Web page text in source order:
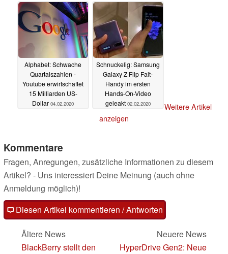
Alphabet: Schwache
Quartalszahlen -
Youtube erwirtschaftet
15 Milliarden US-
Dollar 04.02.2020
Schnuckelig: Samsung
Galaxy Z Flip Falt-
Handy im ersten
Hands-On-Video
geleakt 02.02.2020
Weitere Artikel
anzeigen
Kommentare
Fragen, Anregungen, zusätzliche Informationen zu diesem
Artikel? - Uns interessiert Deine Meinung (auch ohne
Anmeldung möglich)!
Diesen Artikel kommentieren / Antworten
Ältere News
BlackBerry stellt den
Neuere News
HyperDrive Gen2: Neue